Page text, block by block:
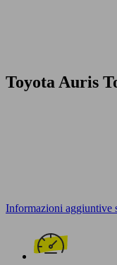
Toyota Auris
Informazioni aggiuntive